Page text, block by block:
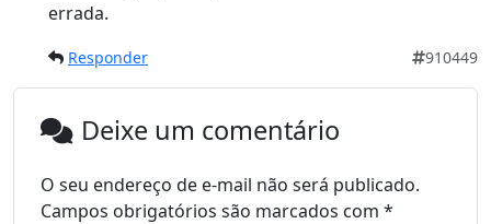
errada.
Responder 910449
Deixe um comentário
O seu endereço de e-mail não será publicado.
Campos obrigatórios são marcados com *